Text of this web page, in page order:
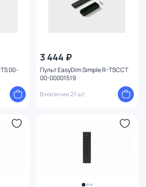
00-
3 444 ₽
Пульт EasyDim Simple R-TSCCT
00-00001519
В наличии 21 шт.